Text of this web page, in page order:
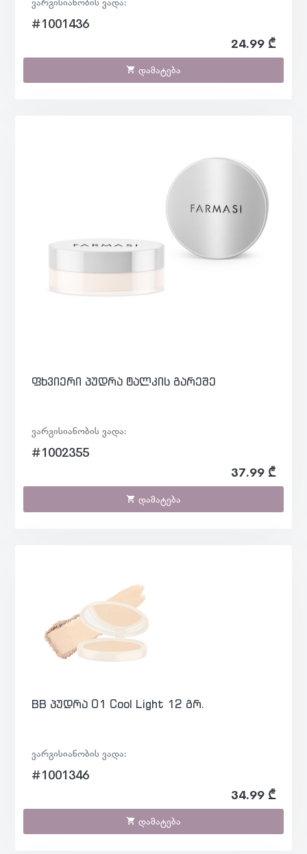
#1001436
24.99 ₾
დამატება
ფხვიერი პუდრა ტალკის გარეშე
ვარგისიანობის ვადა:
#1002355
37.99 ₾
დამატება
BB პუდრა 01 Cool Light 12 გრ.
ვარგისიანობის ვადა:
#1001346
34.99 ₾
დამატება